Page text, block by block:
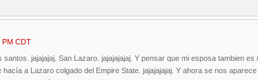
PM CDT
jajajajaj. San Lazaro. jajajajajaj. Y pensar que mi esposa tambien es
a Lazaro colgado del Empire State. jajajajajaj. Y ahora se nos aparece